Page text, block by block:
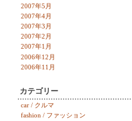
2007年5月
2007年4月
2007年3月
2007年2月
2007年1月
2006年12月
2006年11月
カテゴリー
car / クルマ
fashion / ファッション